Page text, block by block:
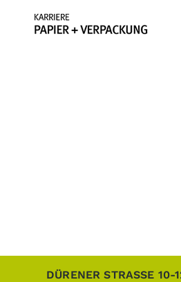
DÜRENER STRASSE 10-12